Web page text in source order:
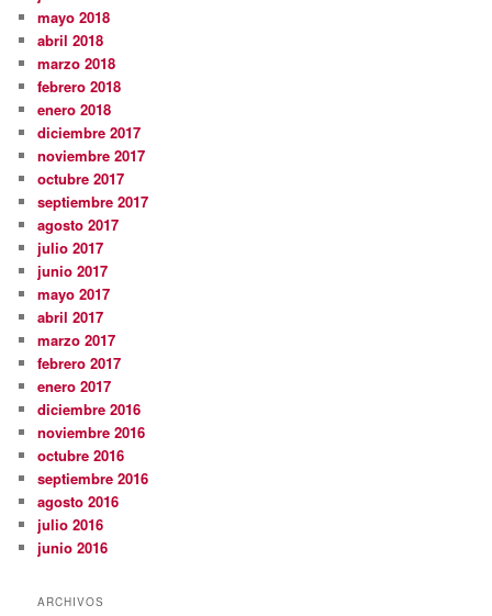
mayo 2018
abril 2018
marzo 2018
febrero 2018
enero 2018
diciembre 2017
noviembre 2017
octubre 2017
septiembre 2017
agosto 2017
julio 2017
junio 2017
mayo 2017
abril 2017
marzo 2017
febrero 2017
enero 2017
diciembre 2016
noviembre 2016
octubre 2016
septiembre 2016
agosto 2016
julio 2016
junio 2016
ARCHIVOS